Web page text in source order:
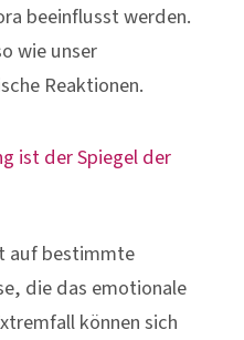
beeinflusst werden.
wie unser
Reaktionen.
ist der Spiegel der
auf bestimmte
die das emotionale
können sich